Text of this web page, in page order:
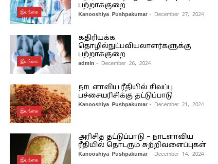
இலங்கை
பற்றாக்குறை
Kanooshiya Pushpakumar - December 27, 2024
இலங்கை
கதிரியக்க
தொழில்நுட்பவியலாளர்களுக்கு
பற்றாக்குறை
admin - December 26, 2024
இலங்கை
நாடளாவிய ரீதியில் சிவப்பு
பச்சையரிசிக்கு தட்டுப்பாடு
Kanooshiya Pushpakumar - December 21, 2024
இலங்கை
அரிசித் தட்டுப்பாடு – நாடளாவிய
ரீதியில் தொடரும் சுற்றிவளைப்புகள்
Kanooshiya Pushpakumar - December 14, 2024